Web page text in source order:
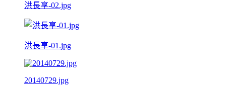
洪長享-02.jpg
洪長享-01.jpg
20140729.jpg